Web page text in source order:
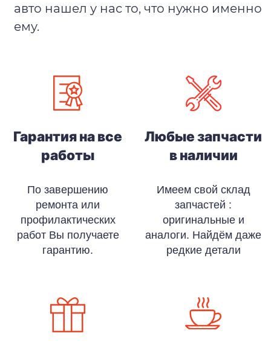
авто нашел у нас то, что нужно именно
ему.
Гарантия на все
работы
По завершению
ремонта или
профилактических
работ Вы получаете
гарантию.
Любые запчасти
в наличии
Имеем свой склад
запчастей :
оригинальные и
аналоги. Найдём даже
редкие детали